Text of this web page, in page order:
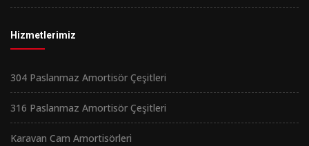
Hizmetlerimiz
304 Paslanmaz Amortisör Çeşitleri
316 Paslanmaz Amortisör Çeşitleri
Karavan Cam Amortisörleri